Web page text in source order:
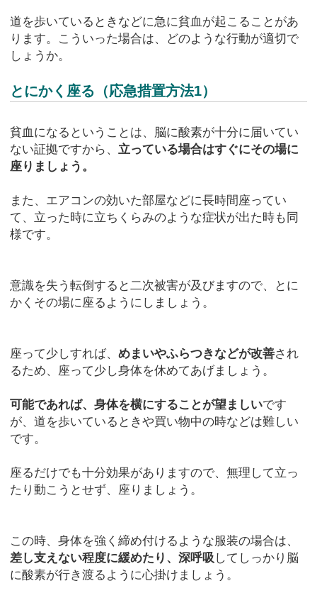
道を歩いているときなどに急に貧血が起こることがあ
ります。こういった場合は、どのような行動が適切で
しょうか。
とにかく座る（応急措置方法1）
貧血になるということは、脳に酸素が十分に届いてい
ない証拠ですから、 立っている場合はすぐにその場に
座りましょう。
また、エアコンの効いた部屋などに長時間座ってい
て、立った時に立ちくらみのような症状が出た時も同
様です。
意識を失う転倒すると二次被害が及びますので、とに
かくその場に座るようにしましょう。
座って少しすれば、めまいやふらつきなどが改善され
るため、座って少し身体を休めてあげましょう。
可能であれば、身体を横にすることが望ましいです
が、道を歩いているときや買い物中の時などは難しい
です。
座るだけでも十分効果がありますので、無理して立っ
たり動こうとせず、座りましょう。
この時、身体を強く締め付けるような服装の場合は、
差し支えない程度に緩めたり、深呼吸 してしっかり脳
に酸素が行き渡るように心掛けましょう。